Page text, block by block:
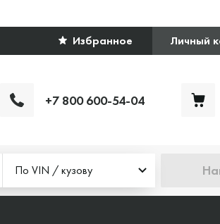
Избранное Личный
+7 800 600-54-04
По VIN / кузову